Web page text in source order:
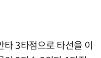
3타점으로 타선을 이